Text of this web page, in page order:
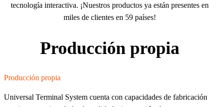
tecnología interactiva. ¡Nuestros productos ya están presentes en
miles de clientes en 59 países!
Producción propia
Producción propia
Universal Terminal System cuenta con capacidades de fabricación